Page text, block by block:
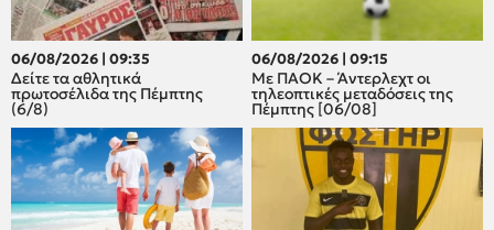
06/08/2026 | 09:35
Δείτε τα αθλητικά
πρωτοσέλιδα της Πέμπτης
(6/8)
06/08/2026 | 09:15
Με ΠΑΟΚ – Άντερλεχτ οι
τηλεοπτικές μεταδόσεις της
Πέμπτης [06/08]